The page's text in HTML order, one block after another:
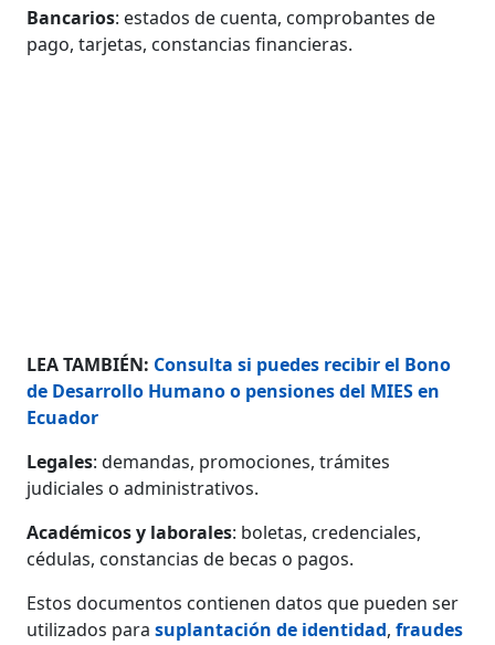
Bancarios: estados de cuenta, comprobantes de
pago, tarjetas, constancias financieras.
LEA TAMBIÉN: Consulta si puedes recibir el Bono
de Desarrollo Humano o pensiones del MIES en
Ecuador
Legales: demandas, promociones, trámites
judiciales o administrativos.
Académicos y laborales: boletas, credenciales,
cédulas, constancias de becas o pagos.
Estos documentos contienen datos que pueden ser
utilizados parasuplantación de identidad,fraudes